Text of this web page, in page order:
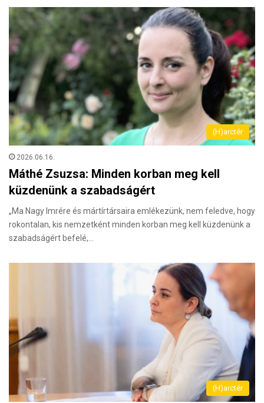
(H)arctér
2026.06.16.
Máthé Zsuzsa: Minden korban meg kell
küzdenünk a szabadságért
„Ma Nagy Imrére és mártírtársaira emlékezünk, nem feledve, hogy
rokontalan, kis nemzetként minden korban meg kell küzdenünk a
szabadságért befelé,…
(H)arctér